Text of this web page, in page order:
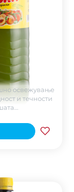
освежување
и течности